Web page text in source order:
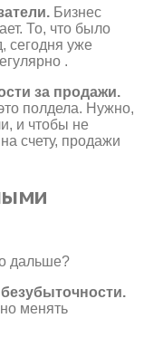
Бизнес
То, что было
сегодня уже
.
за продажи.
полдела. Нужно,
и чтобы не
счету, продажи
дальше?
менять